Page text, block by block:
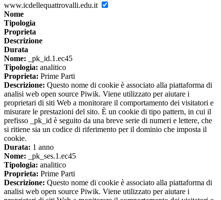
www.icdellequattrovalli.edu.it
Nome
Tipologia
Proprieta
Descrizione
Durata
Nome: _pk_id.1.ec45
Tipologia: analitico
Proprieta: Prime Parti
Descrizione: Questo nome di cookie è associato alla piattaforma di
analisi web open source Piwik. Viene utilizzato per aiutare i
proprietari di siti Web a monitorare il comportamento dei visitatori e
misurare le prestazioni del sito. È un cookie di tipo pattern, in cui il
prefisso _pk_id è seguito da una breve serie di numeri e lettere, che
si ritiene sia un codice di riferimento per il dominio che imposta il
cookie.
Durata: 1 anno
Nome: _pk_ses.1.ec45
Tipologia: analitico
Proprieta: Prime Parti
Descrizione: Questo nome di cookie è associato alla piattaforma di
analisi web open source Piwik. Viene utilizzato per aiutare i